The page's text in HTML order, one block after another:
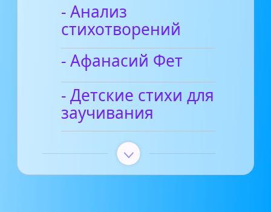
- Анализ
стихотворений
- Афанасий Фет
- Детские стихи для
заучивания